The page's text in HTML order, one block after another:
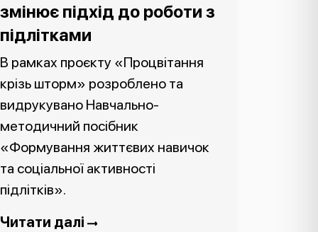
змінює підхід до роботи з
підлітками
В рамках проєкту «Процвітання
крізь шторм» розроблено та
видрукувано Навчально-
методичний посібник
«Формування життєвих навичок
та соціальної активності
підлітків».
Читати далі